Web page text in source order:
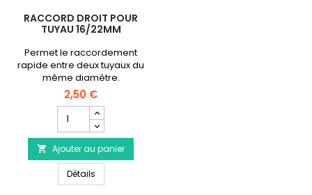
RACCORD DROIT POUR
TUYAU 16/22MM
Permet le raccordement
rapide entre deux tuyaux du
même diamètre.
2,50 €
quantité
du
produit
Raccord
droit
pour
 Ajouter au panier
DétailsRaccord droit pour tuyau 16/22mm